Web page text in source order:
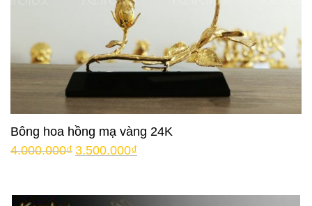
Bông hoa hồng mạ vàng 24K
4.000.000₫ 3.500.000₫